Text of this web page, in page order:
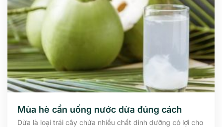
Mùa hè cần uống nước dừa đúng cách
Dừa là loại trái cây chứa nhiều chất dinh dưỡng có lợi cho